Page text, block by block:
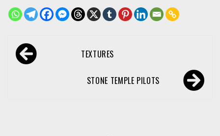
Navegación
de TEXTURES
STONE TEMPLE PILOTS